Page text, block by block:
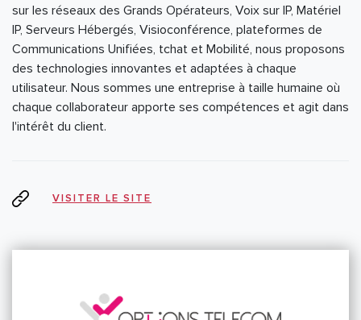
sur les réseaux des Grands Opérateurs, Voix sur IP, Matériel
IP, Serveurs Hébergés, Visioconférence, plateformes de
Communications Unifiées, tchat et Mobilité, nous proposons
des technologies innovantes et adaptées à chaque
utilisateur. Nous sommes une entreprise à taille humaine où
chaque collaborateur apporte ses compétences et agit dans
l'intérêt du client.
VISITER LE SITE